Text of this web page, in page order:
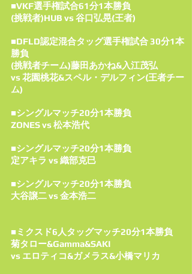
■VKF選手権試合61分1本勝負
(挑戦者)HUB vs 谷口弘晃(王者)
■DFLD認定混合タッグ選手権試合 30分1本
勝負
(挑戦者チーム)藤田あかね&入江茂弘
vs 花園桃花&スペル・デルフィン(王者チー
ム)
■シングルマッチ20分1本勝負
ZONES vs 松本浩代
■シングルマッチ20分1本勝負
定アキラ vs 織部克巳
■シングルマッチ20分1本勝負
大谷譲二 vs 金本浩二
■ミクスド6人タッグマッチ20分1本勝負
菊タロー&Gamma&SAKI
vs エロティコ&ガメラス&小橋マリカ